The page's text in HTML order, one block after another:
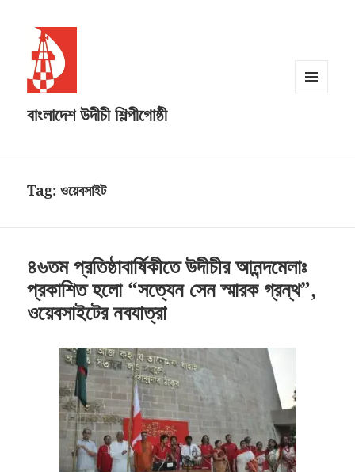
বাংলাদেশ উদীচী শিল্পীগোষ্ঠী
Tag:ওয়েবসাইট
৪৬তম প্রতিষ্ঠাবার্ষিকীতে উদীচীর আনন্দমেলাঃ
প্রকাশিত হলো “সত্যেন সেন স্মারক গ্রন্থ”,
ওয়েবসাইটের নবযাত্রা